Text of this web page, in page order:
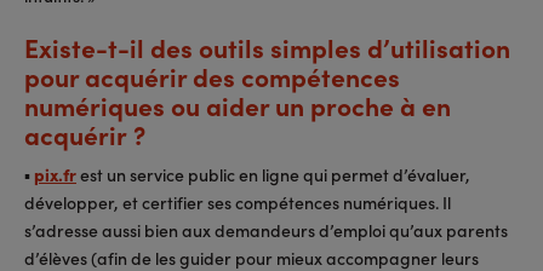
Existe-t-il des outils simples d’utilisation
pour acquérir des compétences
numériques ou aider un proche à en
acquérir ?
▪ pix.frest un service public en ligne qui permet d’évaluer,
développer, et certifier ses compétences numériques. Il
s’adresse aussi bien aux demandeurs d’emploi qu’aux parents
d’élèves (afin de les guider pour mieux accompagner leurs